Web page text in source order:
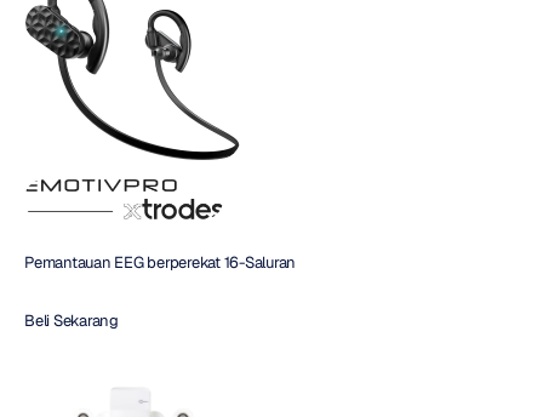
Pemantauan EEG berperekat 16-Saluran
Beli Sekarang